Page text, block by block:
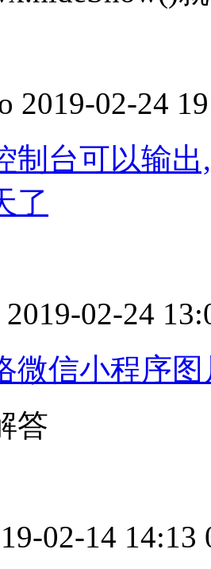
2019-02-24
制台可以输
了
2019-02-24
微信小程序
答
02-14 14:13